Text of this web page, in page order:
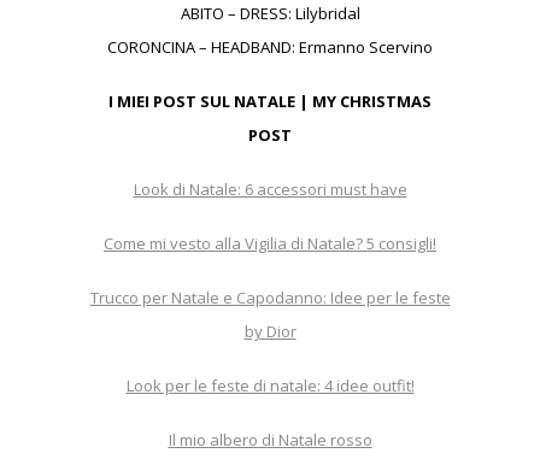
ABITO – DRESS: Lilybridal
CORONCINA – HEADBAND: Ermanno Scervino
I MIEI POST SUL NATALE | MY CHRISTMAS
POST
Look di Natale: 6 accessori must have
Come mi vesto alla Vigilia di Natale? 5 consigli!
Trucco per Natale e Capodanno: Idee per le feste
by Dior
Look per le feste di natale: 4 idee outfit!
Il mio albero di Natale rosso